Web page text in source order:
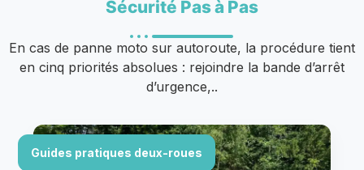
Sécurité Pas à Pas
En cas de panne moto sur autoroute, la procédure tient
en cinq priorités absolues : rejoindre la bande d’arrêt
d’urgence,..
Guides pratiques deux-roues